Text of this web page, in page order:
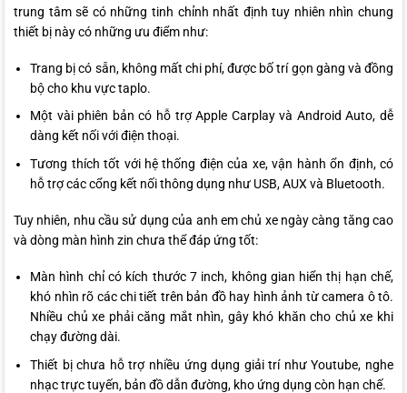
trung tâm sẽ có những tinh chỉnh nhất định tuy nhiên nhìn chung
thiết bị này có những ưu điểm như:
Trang bị có sẵn, không mất chi phí, được bố trí gọn gàng và đồng
bộ cho khu vực taplo.
Một vài phiên bản có hỗ trợ Apple Carplay và Android Auto, dễ
dàng kết nối với điện thoại.
Tương thích tốt với hệ thống điện của xe, vận hành ổn định, có
hỗ trợ các cổng kết nối thông dụng như USB, AUX và Bluetooth.
Tuy nhiên, nhu cầu sử dụng của anh em chủ xe ngày càng tăng cao
và dòng màn hình zin chưa thể đáp ứng tốt:
Màn hình chỉ có kích thước 7 inch, không gian hiển thị hạn chế,
khó nhìn rõ các chi tiết trên bản đồ hay hình ảnh từ camera ô tô.
Nhiều chủ xe phải căng mắt nhìn, gây khó khăn cho chủ xe khi
chạy đường dài.
Thiết bị chưa hỗ trợ nhiều ứng dụng giải trí như Youtube, nghe
nhạc trực tuyến, bản đồ dẫn đường, kho ứng dụng còn hạn chế.